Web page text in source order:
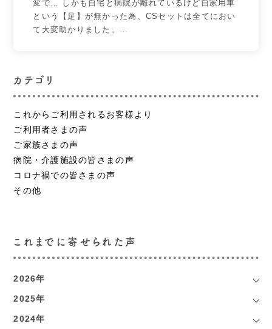
変で… しかも自宅と病院が離れているけど自家用車
という【足】が無かった為、CSセットは全てにおい
て大変助かりました。…
カテゴリ
これからご利用されるお客様より
ご利用者さまの声
ご家族さまの声
病院・介護施設の皆さまの声
コロナ禍での皆さまの声
その他
これまでに寄せられた声
2026年
2025年
2024年